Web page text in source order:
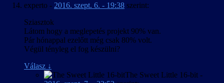
experto - 2016. szept. 6. - 19:38 szerint:
Sziasztok
Látom hogy a meglepetés projekt 90% van.
Pár hónappal ezelőtt még csak 80% volt.
Végül tényleg el fog készülni?
Válasz ↓
The Sweet Little 16-bit -